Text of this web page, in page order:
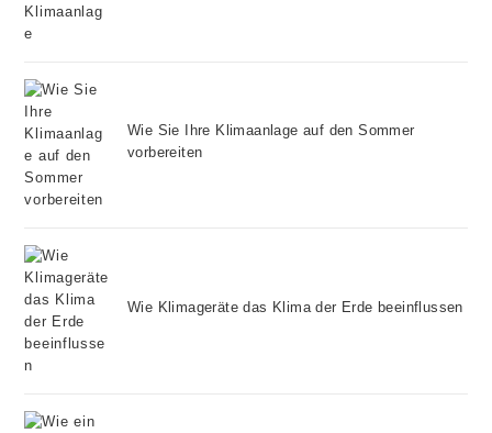
Wie Sie Ihre Klimaanlage auf den Sommer
vorbereiten
Wie Klimageräte das Klima der Erde beeinflussen